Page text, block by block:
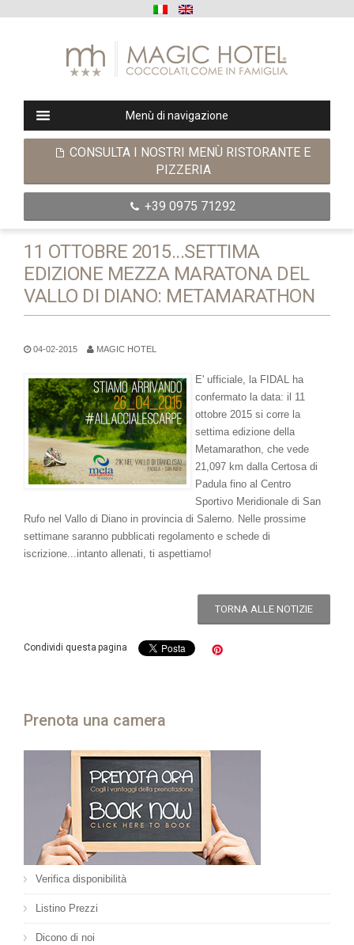
Menù di navigazione
CONSULTA I NOSTRI MENÙ RISTORANTE E
PIZZERIA
+39 0975 71292
11 OTTOBRE 2015...SETTIMA
EDIZIONE MEZZA MARATONA DEL
VALLO DI DIANO: METAMARATHON
04-02-2015 MAGIC HOTEL
E' ufficiale, la FIDAL ha
confermato la data: il 11
ottobre 2015 si corre la
settima edizione della
Metamarathon, che vede
21,097 km dalla Certosa di
Padula fino al Centro
Sportivo Meridionale di San
Rufo nel Vallo di Diano in provincia di Salerno. Nelle prossime
settimane saranno pubblicati regolamento e schede di
iscrizione...intanto allenati, ti aspettiamo!
TORNA ALLE NOTIZIE
Condividi questa pagina
Prenota una camera
Verifica disponibilità
Listino Prezzi
Dicono di noi